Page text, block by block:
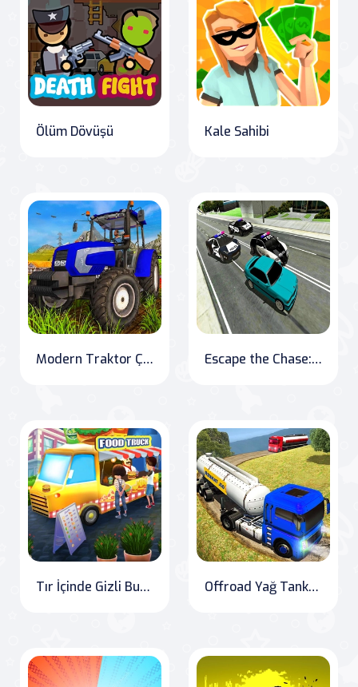
Ölüm Dövüşü Kale Sahibi
Modern Traktor Çiftçilik Simülatör Oyunu Escape the Chase: Mad Cop in New York
Tır İçinde Gizli Burgerler Offroad Yağ Tankeri Nakliye Kamyonu